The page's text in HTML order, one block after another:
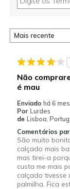
Não
é mau
Enviado há 6
Por Lurdes
de Lisboa,
Comentários
São muito
calçado mais
mas tirei-a
custa me mais
calçado tivesse
palmilha. Fica